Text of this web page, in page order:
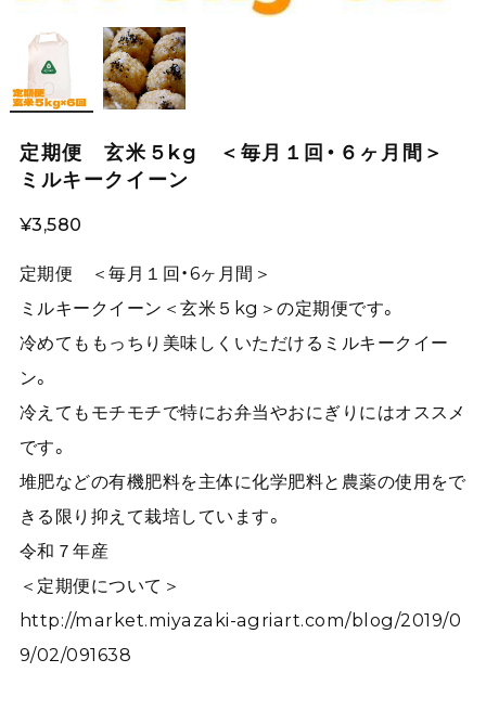
定期便 玄米５kg ＜毎月１回・６ヶ月間＞
ミルキークイーン
¥3,580
定期便 ＜毎月１回・6ヶ月間＞
ミルキークイーン＜玄米５kg＞の定期便です。
冷めてももっちり美味しくいただけるミルキークイー
ン。
冷えてもモチモチで特にお弁当やおにぎりにはオススメ
です。
堆肥などの有機肥料を主体に化学肥料と農薬の使用をで
きる限り抑えて栽培しています。
令和７年産
＜定期便について＞
http://market.miyazaki-agriart.com/blog/2019/0
9/02/091638